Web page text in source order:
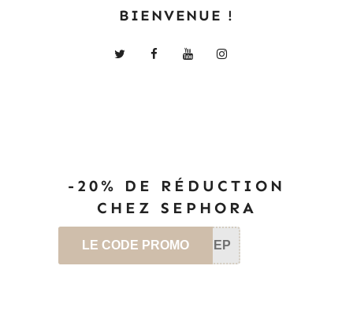
BIENVENUE !
-20% DE RÉDUCTION
CHEZ SEPHORA
LE CODE PROMO SEP